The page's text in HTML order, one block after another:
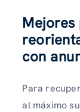
con
Para
al máximo